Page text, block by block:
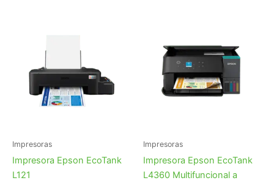
Impresoras
Impresora Epson EcoTank
L121
Impresoras
Impresora Epson EcoTank
L4360 Multifuncional a